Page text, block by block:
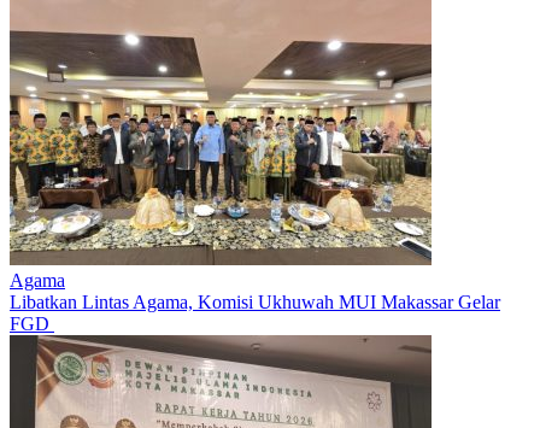
Agama
Libatkan Lintas Agama, Komisi Ukhuwah MUI Makassar Gelar
FGD